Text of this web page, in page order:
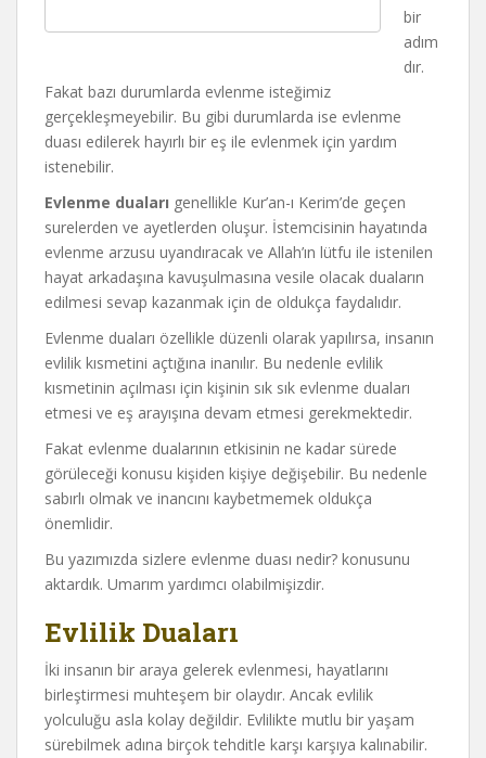
bir
adım
dır.
Fakat bazı durumlarda evlenme isteğimiz
gerçekleşmeyebilir. Bu gibi durumlarda ise evlenme
duası edilerek hayırlı bir eş ile evlenmek için yardım
istenebilir.
Evlenme duaları genellikle Kur’an-ı Kerim’de geçen
surelerden ve ayetlerden oluşur. İstemcisinin hayatında
evlenme arzusu uyandıracak ve Allah’ın lütfu ile istenilen
hayat arkadaşına kavuşulmasına vesile olacak duaların
edilmesi sevap kazanmak için de oldukça faydalıdır.
Evlenme duaları özellikle düzenli olarak yapılırsa, insanın
evlilik kısmetini açtığına inanılır. Bu nedenle evlilik
kısmetinin açılması için kişinin sık sık evlenme duaları
etmesi ve eş arayışına devam etmesi gerekmektedir.
Fakat evlenme dualarının etkisinin ne kadar sürede
görüleceği konusu kişiden kişiye değişebilir. Bu nedenle
sabırlı olmak ve inancını kaybetmemek oldukça
önemlidir.
Bu yazımızda sizlere evlenme duası nedir? konusunu
aktardık. Umarım yardımcı olabilmişizdir.
Evlilik Duaları
İki insanın bir araya gelerek evlenmesi, hayatlarını
birleştirmesi muhteşem bir olaydır. Ancak evlilik
yolculuğu asla kolay değildir. Evlilikte mutlu bir yaşam
sürebilmek adına birçok tehditle karşı karşıya kalınabilir.